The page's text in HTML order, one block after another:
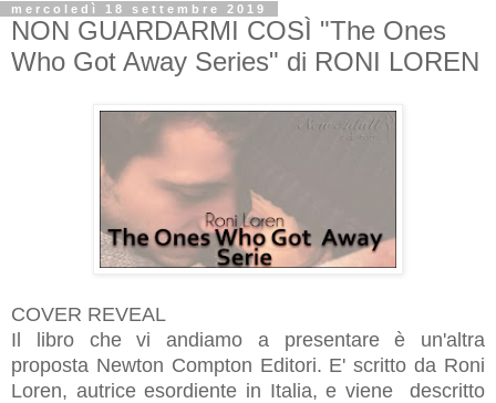
mercoledì 18 settembre 2019
NON GUARDARMI COSÌ "The Ones
Who Got Away Series" di RONI LOREN
COVER REVEAL
Il libro che vi andiamo a presentare è un'altra
proposta Newton Compton Editori. E' scritto da Roni
Loren, autrice esordiente in Italia, e viene descritto